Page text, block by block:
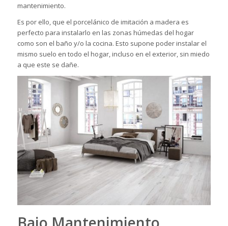
mantenimiento.
Es por ello, que el porcelánico de imitación a madera es
perfecto para instalarlo en las zonas húmedas del hogar
como son el baño y/o la cocina. Esto supone poder instalar el
mismo suelo en todo el hogar, incluso en el exterior, sin miedo
a que este se dañe.